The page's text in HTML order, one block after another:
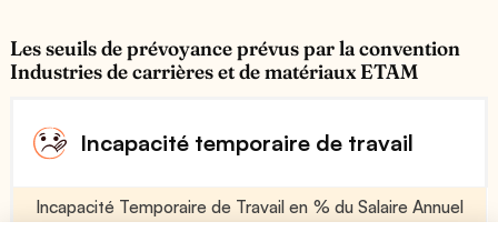
Les seuils de prévoyance prévus par la convention
Industries de carrières et de matériaux ETAM
Incapacité temporaire de travail
Incapacité Temporaire de Travail en % du Salaire Annuel